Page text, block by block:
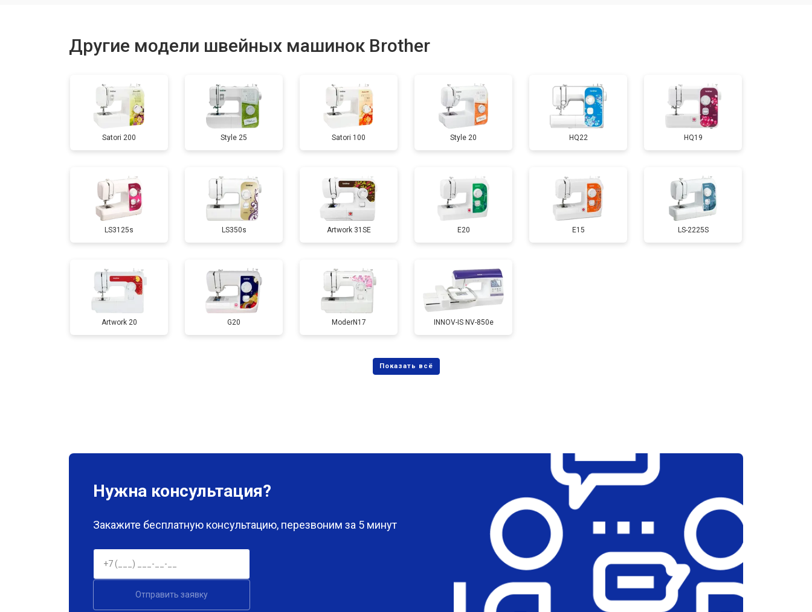
Другие модели швейных машинок Brother
Satori 200 Style 25 Satori 100 Style 20 HQ22 HQ19
LS3125s LS350s Artwork 31SE E20 E15 LS-2225S
Artwork 20 G20 ModerN17 INNOV-IS NV-850e
Нужна консультация?
Закажите бесплатную консультацию, перезвоним за 5 минут
Отправить заявку